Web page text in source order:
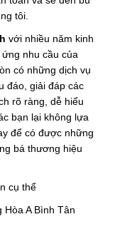
tôi.
với nhiều năm kinh
nhu cầu của
có những dịch vụ
đáo, giải đáp các
rõ ràng, dễ hiểu
bạn lại không lựa
để có được những
bá thương hiệu
cụ thể
A Bình Tân